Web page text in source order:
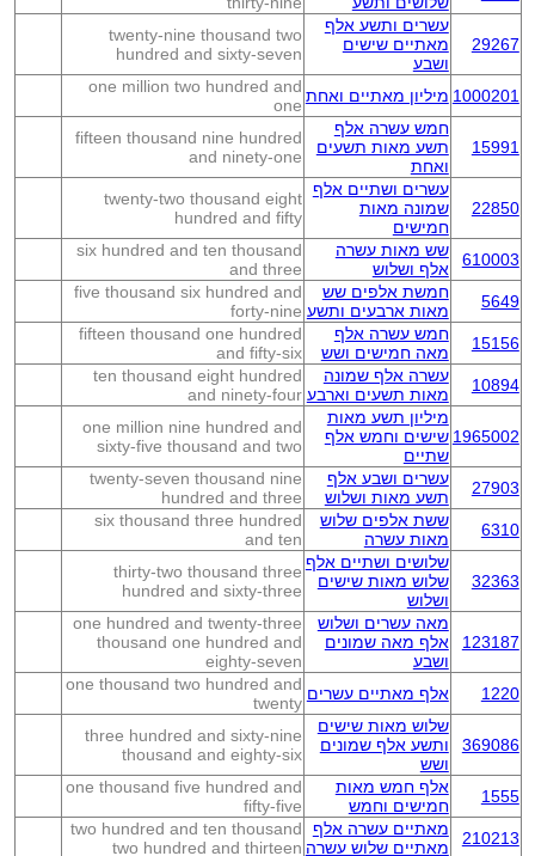
29267
עשרים ותשע אלף
מאתיים שישים
ושבע
twenty-nine thousand two
hundred and sixty-seven
1000201 מיליון מאתיים ואחת one million two hundred and
one
15991
חמש עשרה אלף
תשע מאות תשעים
ואחת
fifteen thousand nine hundred
and ninety-one
22850
עשרים ושתיים אלף
שמונה מאות
חמישים
twenty-two thousand eight
hundred and fifty
610003
שש מאות עשרה
אלף ושלוש
six hundred and ten thousand
and three
5649
חמשת אלפים שש
מאות ארבעים ותשע
five thousand six hundred and
forty-nine
15156
חמש עשרה אלף
מאה חמישים ושש
fifteen thousand one hundred
and fifty-six
10894
עשרה אלף שמונה
מאות תשעים וארבע
ten thousand eight hundred
and ninety-four
1965002
מיליון תשע מאות
שישים וחמש אלף
שתיים
one million nine hundred and
sixty-five thousand and two
27903
עשרים ושבע אלף
תשע מאות ושלוש
twenty-seven thousand nine
hundred and three
6310
ששת אלפים שלוש
מאות עשרה
six thousand three hundred
and ten
32363
שלושים ושתיים אלף
שלוש מאות שישים
ושלוש
thirty-two thousand three
hundred and sixty-three
123187
מאה עשרים ושלוש
אלף מאה שמונים
ושבע
one hundred and twenty-three
thousand one hundred and
eighty-seven
1220
אלף מאתיים עשרים one thousand two hundred and
twenty
369086
שלוש מאות שישים
ותשע אלף שמונים
ושש
three hundred and sixty-nine
thousand and eighty-six
1555
אלף חמש מאות
חמישים וחמש
one thousand five hundred and
fifty-five
210213
מאתיים עשרה אלף
מאתיים שלוש עשרה
two hundred and ten thousand
two hundred and thirteen